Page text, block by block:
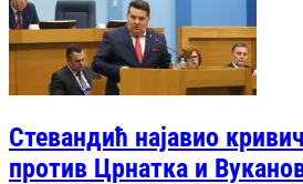
Стевандић најавио
против Црнатка и